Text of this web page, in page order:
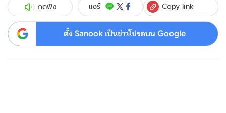
กดฟัง แชร์ Copy link
ตั้ง Sanook เป็นข่าวโปรดบน Google